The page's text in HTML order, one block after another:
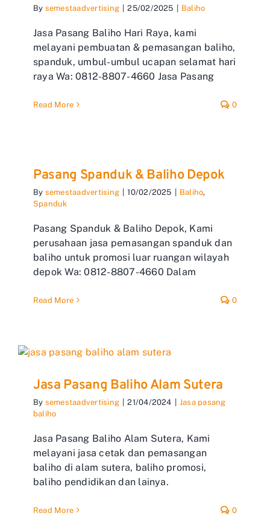
By semestaadvertising 25/02/2025 Baliho
Jasa Pasang Baliho Hari Raya, kami
melayani pembuatan & pemasangan baliho,
spanduk, umbul-umbul ucapan selamat hari
raya Wa: 0812-8807-4660 Jasa Pasang
Read More 0
Pasang Spanduk & Baliho Depok
By semestaadvertising 10/02/2025 Baliho,
Spanduk
Pasang Spanduk & Baliho Depok, Kami
perusahaan jasa pemasangan spanduk dan
baliho untuk promosi luar ruangan wilayah
depok Wa: 0812-8807-4660 Dalam
Read More 0
Jasa Pasang Baliho Alam Sutera
By semestaadvertising 21/04/2024
Jasa pasang
baliho
Jasa Pasang Baliho Alam Sutera, Kami
melayani jasa cetak dan pemasangan
baliho di alam sutera, baliho promosi,
baliho pendidikan dan lainya.
Read More 0